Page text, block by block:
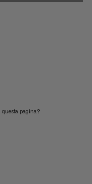
questa pagina?